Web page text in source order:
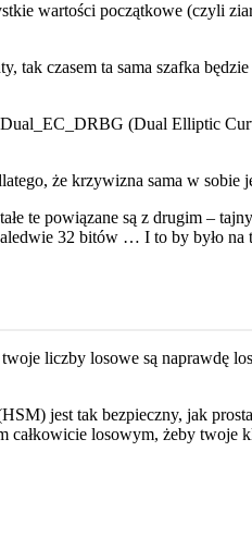
wartości początkowe (czyli
tak czasem ta sama szafka
Dual_EC_DRBG (Dual Elliptic
że krzywizna sama w sobie
te powiązane są z drugim –
32 bitów … I to by było na
liczby losowe są naprawdę
jest tak bezpieczny, jak
losowym, żeby twoje